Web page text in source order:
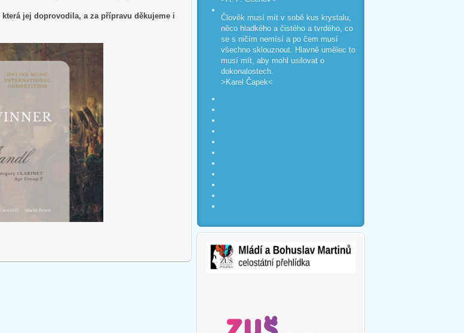
jej doprovodila, a za přípravu děkujeme i
Člověk musí mít v sobě kus krystalu,
něco hladkého a čistého a tvrdého, co
se s ničím nemísí a po čem musí
všechno sklouznout. Hlavně umělec to
musí mít, aby mohl usilovat o
dokonalostech.
>Karel Čapek<